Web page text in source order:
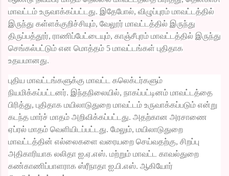
மாவட்டம் உருவாக்கப்பட்டது. இதேபோல், விழுப்புரம் மாவட்டத்தில்
இருந்து கள்ளக்குறிச்சியும், வேலூர் மாவட்டத்தில் இருந்து
திருப்பத்தூர், ராணிப்பேட்டையும், காஞ்சீபுரம் மாவட்டத்தில் இருந்து
செங்கல்பட்டும் என மொத்தம் 5 மாவட்டங்கள் புதிதாக
உதயமானது.
புதிய மாவட்டங்களுக்கு மாவட்ட கலெக்டர்களும்
நியமிக்கப்பட்டனர். இந்தநிலையில், நாகப்பட்டினம் மாவட்டத்தை
பிரித்து, புதிதாக மயிலாடுதுறை மாவட்டம் உருவாக்கப்படும் என்று
கடந்த மார்ச் மாதம் அறிவிக்கப்பட்டது. அதற்கான அரசாணை
ஏப்ரல் மாதம் வெளியிடப்பட்டது. மேலும், மயிலாடுதுறை
மாவட்டத்தின் எல்லைகளை வரையறை செய்வதற்கு, சிறப்பு
அதிகாரியாக லலிதா ஐ.ஏ.எஸ். மற்றும் மாவட்ட காவல்துறை
கண்காணிப்பாளராக ஸ்ரீநாதா ஐ.பி.எஸ். ஆகியோர்